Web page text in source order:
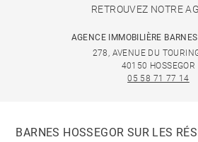
RETROUVEZ NOTRE
AGENCE IMMOBILIÈRE
278, AVENUE DU
40150 HOSSEGOR
05 58 71 77 14
BARNES HOSSEGOR SUR LES